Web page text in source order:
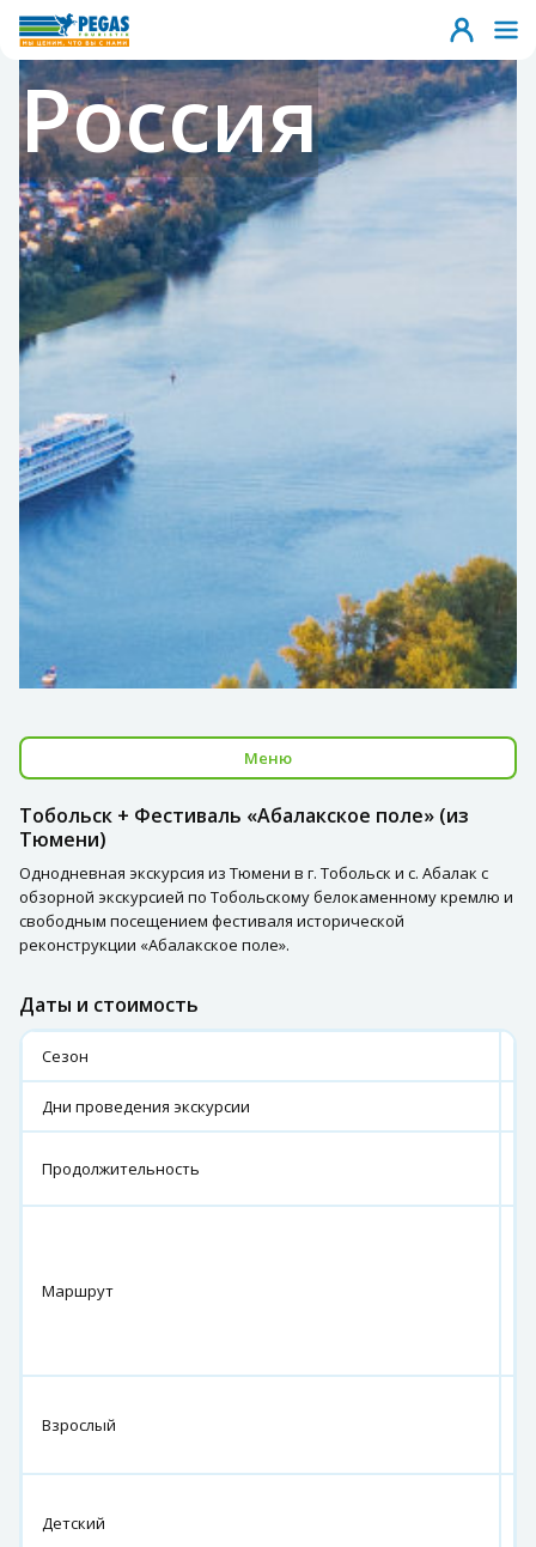
Россия
Меню
Тобольск + Фестиваль «Абалакское поле» (из
Тюмени)
Однодневная экскурсия из Тюмени в г. Тобольск и с. Абалак с
обзорной экскурсией по Тобольскому белокаменному кремлю и
свободным посещением фестиваля исторической
реконструкции «Абалакское поле».
Даты и стоимость
Сезон
Дни проведения экскурсии
Продолжительность
Маршрут
Взрослый
Детский